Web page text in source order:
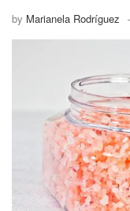
by Marianela Rodríguez